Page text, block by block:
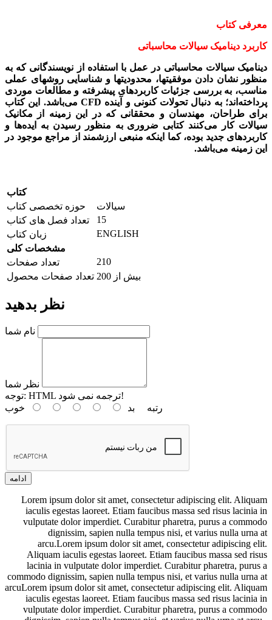
معرفی کتاب
کاربرد دینامیک سیالات محاسباتی
دینامیک سیالات محاسباتی در عمل با استفاده از نویسندگانی که به
منظور نشان دادن موفقیت­ها، محدودیت­ها و شناسایی روشهای عملی
مناسب، به بررسی جزئیات کاربردهای پیشرفته و مطالعات موردی
پرداخته‌­اند؛ به دنبال تحولات کنونی و آینده CFD می­‌باشد. این کتاب
برای طراحان، مهندسان و محققانی که در این زمینه از مکانیک
سیالات کار می‌­کنند کتابی ضروری به منظور رسیدن به ایده‌ها و
کاربردهای جدید بوده، کما اینکه منبعی ارزشمند از مراجع موجود در
این زمینه می­‌باشد.
کتاب
حوزه تخصصی کتاب
سیالات
تعداد فصل های کتاب
15
زبان کتاب
ENGLISH
مشخصات کلی
تعداد صفحات
210
تعداد صفحات محصول
بیش از 200
نظر بدهید
نام شما
نظر شما
توجه:
HTML ترجمه نمی شود!
رتبه بد خوب
ادامه
Lorem ipsum dolor sit amet, consectetur adipiscing elit. Aliquam
iaculis egestas laoreet. Etiam faucibus massa sed risus lacinia in
vulputate dolor imperdiet. Curabitur pharetra, purus a commodo
dignissim, sapien nulla tempus nisi, et varius nulla urna at
arcu.Lorem ipsum dolor sit amet, consectetur adipiscing elit.
Aliquam iaculis egestas laoreet. Etiam faucibus massa sed risus
lacinia in vulputate dolor imperdiet. Curabitur pharetra, purus a
commodo dignissim, sapien nulla tempus nisi, et varius nulla urna at
arcuLorem ipsum dolor sit amet, consectetur adipiscing elit. Aliquam
iaculis egestas laoreet. Etiam faucibus massa sed risus lacinia in
vulputate dolor imperdiet. Curabitur pharetra, purus a commodo